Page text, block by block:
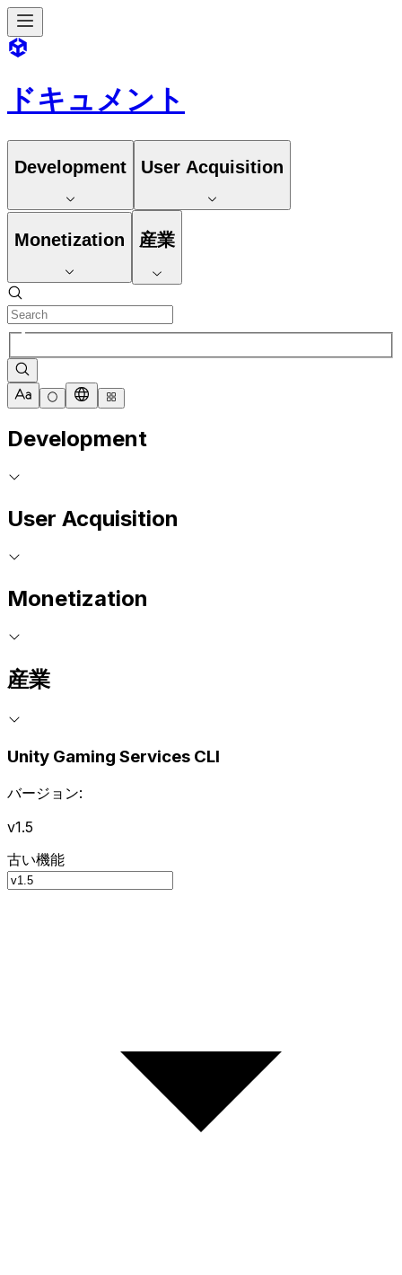
ドキュメント
Development User Acquisition
Monetization 産業
Development
User Acquisition
Monetization
産業
Unity Gaming Services CLI
バージョン:
v1.5
古い機能